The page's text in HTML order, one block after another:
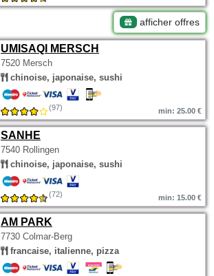
afficher offres
UMISAQI MERSCH
7520 Mersch
chinoise, japonaise, sushi
(97) min: 25.00 €
SANHE
7540 Rollingen
chinoise, japonaise, sushi
(72) min: 15.00 €
AM PARK
7730 Colmar-Berg
francaise, italienne, pizza